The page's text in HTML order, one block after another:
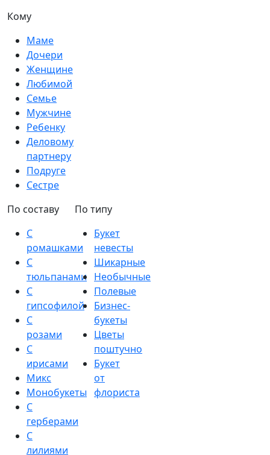
Кому
Маме
Дочери
Женщине
Любимой
Семье
Мужчине
Ребенку
Деловому
партнеру
Подруге
Сестре
По составу
С
ромашками
С
тюльпанами
С
гипсофилой
С
розами
С
ирисами
Микс
Монобукеты
С
герберами
С
лилиями
По типу
Букет
невесты
Шикарные
Необычные
Полевые
Бизнес-
букеты
Цветы
поштучно
Букет
от
флориста